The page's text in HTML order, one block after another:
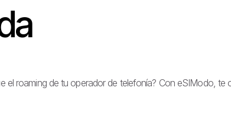
roaming de tu operador de telefonía? Con eSIModo,